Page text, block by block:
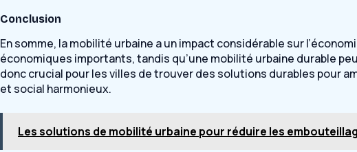
Conclusion
En somme, la mobilité urbaine a un impact considérable sur
économiques importants, tandis qu’une mobilité urbaine durable
donc crucial pour les villes de trouver des solutions durables pour
et social harmonieux.
Les solutions de mobilité urbaine pour réduire les